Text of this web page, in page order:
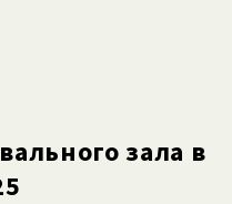
зала в